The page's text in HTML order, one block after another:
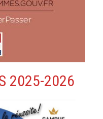
2025-2026